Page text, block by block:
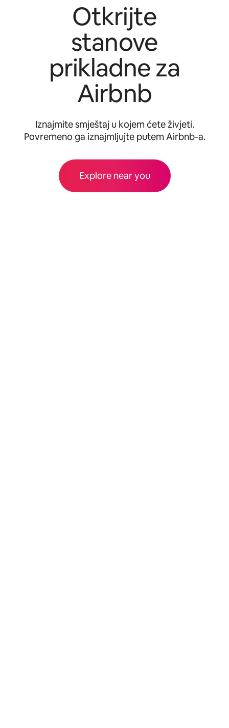
Otkrijte
stanove
prikladne za
Airbnb
Iznajmite smještaj u kojem ćete živjeti.
Povremeno ga iznajmljujte putem Airbnb-a.
Explore near you